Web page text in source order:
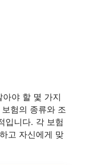
야 할 몇 가지
험의 종류와 조
입니다. 각 보험
고 자신에게 맞